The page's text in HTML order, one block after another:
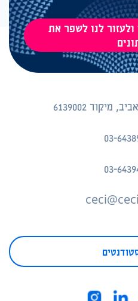
לנו לשפר את
03-
03-